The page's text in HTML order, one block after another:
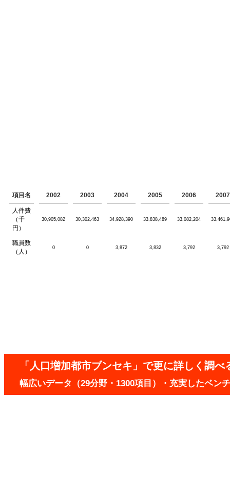
項目名 2002 2003 2004 2005 2006 2007
人件費
（千
円）
30,905,082 30,302,463 34,928,390 33,838,489 33,082,204
職員数
（人）
0 0 3,872 3,832 3,792 3,792
「人口増加都市ブンセキ」で更に詳しく調べ
幅広いデータ（29分野・1300項目）・充実したベン